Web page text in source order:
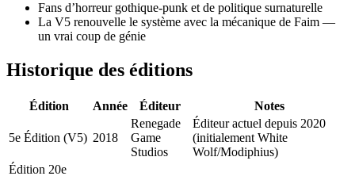
Fans d’horreur gothique-punk et de politique surnaturelle
La V5 renouvelle le système avec la mécanique de Faim —
un vrai coup de génie
Historique des éditions
Édition Année Éditeur Notes
5e Édition (V5) 2018
Renegade
Game
Studios
Éditeur actuel depuis 2020
(initialement White
Wolf/Modiphius)
Édition 20e